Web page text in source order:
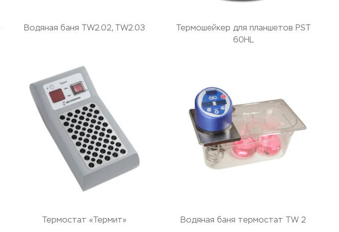
Водяная баня TW2.02, TW2.03
Термошейкер для планшетов PST
60HL
Термостат «Термит» Водяная баня термостат TW 2